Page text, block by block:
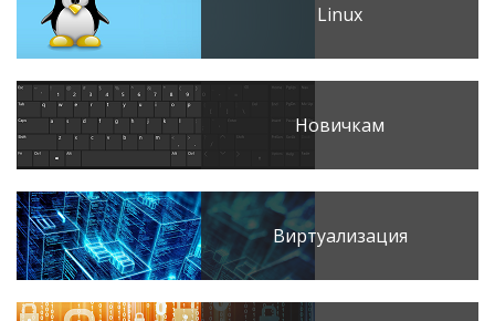
Linux
Новичкам
Виртуализация